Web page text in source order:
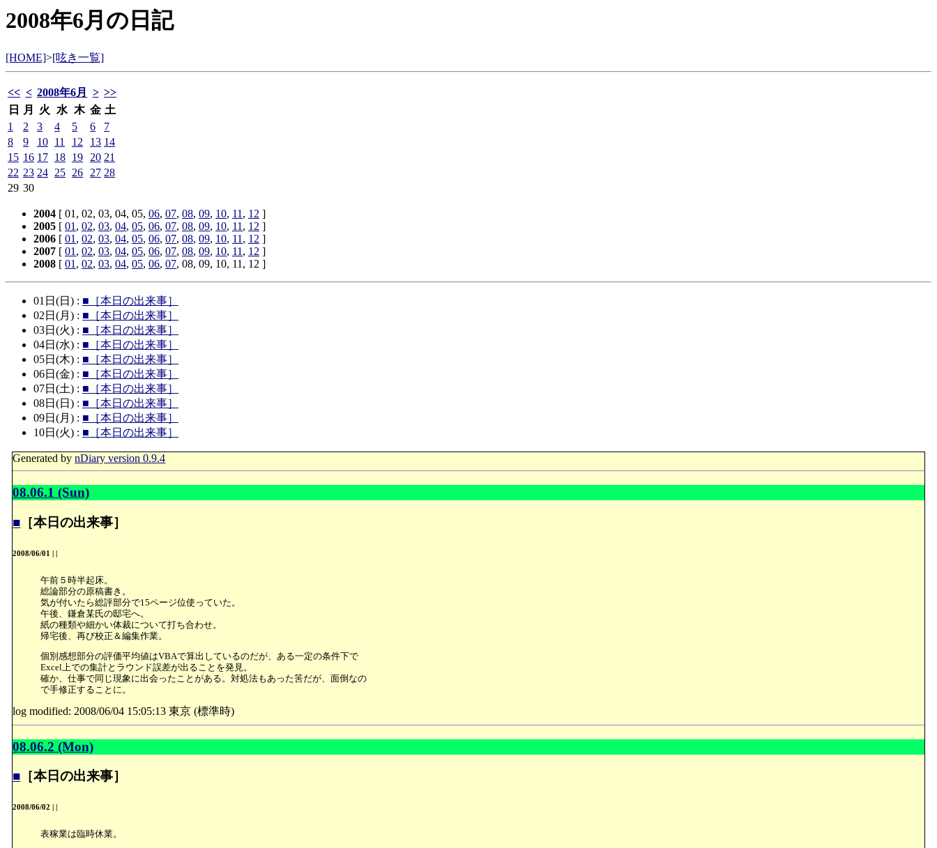
2008年6月の日記
[HOME]>[呟き一覧]
<< < 2008年6月 > >>
日
月 火 水 木 金 土
1
2 3 4 5 6
7
8
9 10 11 12 13 14
15 16 17 18 19 20 21
22 23 24 25 26 27 28
29 30
2004 [ 01, 02, 03, 04, 05, 06, 07, 08, 09, 10, 11, 12 ]
2005 [ 01, 02, 03, 04, 05, 06, 07, 08, 09, 10, 11, 12 ]
2006 [ 01, 02, 03, 04, 05, 06, 07, 08, 09, 10, 11, 12 ]
2007 [ 01, 02, 03, 04, 05, 06, 07, 08, 09, 10, 11, 12 ]
2008 [ 01, 02, 03, 04, 05, 06, 07, 08, 09, 10, 11, 12 ]
01日(日) : ■［本日の出来事］
02日(月) : ■［本日の出来事］
03日(火) : ■［本日の出来事］
04日(水) : ■［本日の出来事］
05日(木) : ■［本日の出来事］
06日(金) : ■［本日の出来事］
07日(土) : ■［本日の出来事］
08日(日) : ■［本日の出来事］
09日(月) : ■［本日の出来事］
10日(火) : ■［本日の出来事］
Generated bynDiary version 0.9.4
08.06.1 (Sun)
■ ［本日の出来事］
2008/06/01 ||
午前５時半起床。
総論部分の原稿書き。
気が付いたら総評部分で15ページ位使っていた。
午後、鎌倉某氏の邸宅へ。
紙の種類や細かい体裁について打ち合わせ。
帰宅後、再び校正＆編集作業。
個別感想部分の評価平均値はVBAで算出しているのだが、ある一定の条件下で
Excel上での集計とラウンド誤差が出ることを発見。
確か、仕事で同じ現象に出会ったことがある。対処法もあった筈だが、面倒なの
で手修正することに。
log modified: 2008/06/04 15:05:13 東京 (標準時)
08.06.2 (Mon)
■ ［本日の出来事］
2008/06/02
表稼業は臨時休業。